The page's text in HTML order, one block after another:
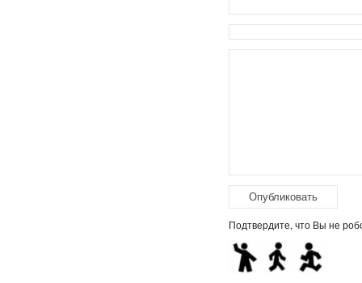
Подтвердите, что Вы не